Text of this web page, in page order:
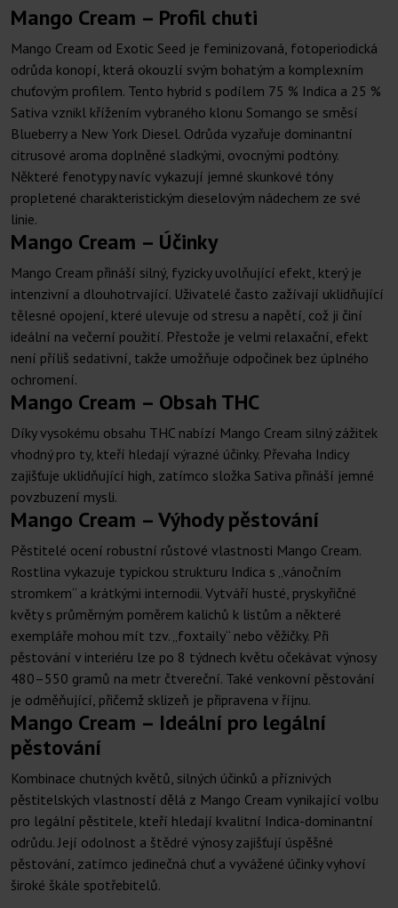
Mango Cream – Profil chuti
Mango Cream od Exotic Seed je feminizovaná, fotoperiodická
odrůda konopí, která okouzlí svým bohatým a komplexním
chuťovým profilem. Tento hybrid s podílem 75 % Indica a 25 %
Sativa vznikl křížením vybraného klonu Somango se směsí
Blueberry a New York Diesel. Odrůda vyzařuje dominantní
citrusové aroma doplněné sladkými, ovocnými podtóny.
Některé fenotypy navíc vykazují jemné skunkové tóny
propletené charakteristickým dieselovým nádechem ze své
linie.
Mango Cream – Účinky
Mango Cream přináší silný, fyzicky uvolňující efekt, který je
intenzivní a dlouhotrvající. Uživatelé často zažívají uklidňující
tělesné opojení, které ulevuje od stresu a napětí, což ji činí
ideální na večerní použití. Přestože je velmi relaxační, efekt
není příliš sedativní, takže umožňuje odpočinek bez úplného
ochromení.
Mango Cream – Obsah THC
Díky vysokému obsahu THC nabízí Mango Cream silný zážitek
vhodný pro ty, kteří hledají výrazné účinky. Převaha Indicy
zajišťuje uklidňující high, zatímco složka Sativa přináší jemné
povzbuzení mysli.
Mango Cream – Výhody pěstování
Pěstitelé ocení robustní růstové vlastnosti Mango Cream.
Rostlina vykazuje typickou strukturu Indica s „vánočním
stromkem“ a krátkými internodii. Vytváří husté, pryskyřičné
květy s průměrným poměrem kalichů k listům a některé
exempláře mohou mít tzv. „foxtaily“ nebo věžičky. Při
pěstování v interiéru lze po 8 týdnech květu očekávat výnosy
480–550 gramů na metr čtvereční. Také venkovní pěstování
je odměňující, přičemž sklizeň je připravena v říjnu.
Mango Cream – Ideální pro legální
pěstování
Kombinace chutných květů, silných účinků a příznivých
pěstitelských vlastností dělá z Mango Cream vynikající volbu
pro legální pěstitele, kteří hledají kvalitní Indica-dominantní
odrůdu. Její odolnost a štědré výnosy zajišťují úspěšné
pěstování, zatímco jedinečná chuť a vyvážené účinky vyhoví
široké škále spotřebitelů.